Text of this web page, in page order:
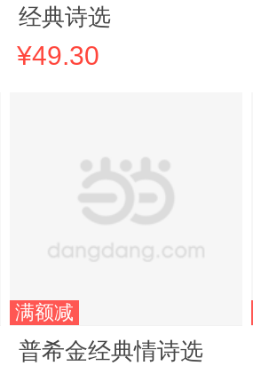
经典诗选
¥49.30
满额减
普希金经典情诗选